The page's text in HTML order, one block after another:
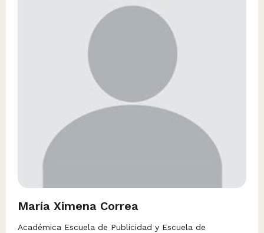
María Ximena Correa
Académica Escuela de Publicidad y Escuela de